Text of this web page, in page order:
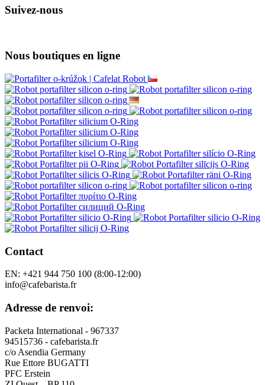
Suivez-nous
Nous boutiques en ligne
Contact
EN: +421 944 750 100 (8:00-12:00)
info@cafebarista.fr
Adresse de renvoi:
Packeta International - 967337
94515736 - cafebarista.fr
c/o Asendia Germany
Rue Ettore BUGATTI
PFC Erstein